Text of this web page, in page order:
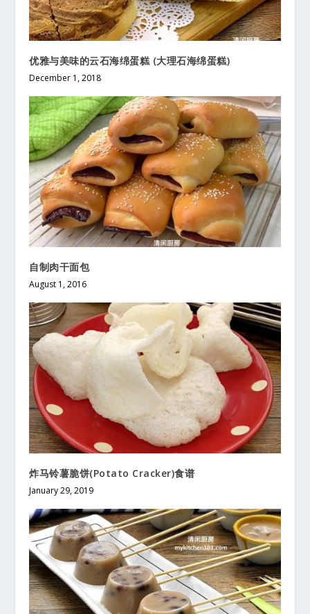
优雅与美味的云石海绵蛋糕 (大理石海绵蛋糕)
December 1, 2018
自制肉干面包
August 1, 2016
炸马铃薯脆饼(Potato Cracker)食谱
January 29, 2019